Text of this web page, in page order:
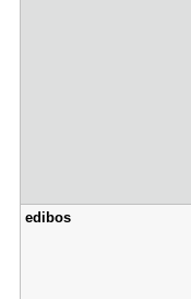
edibos